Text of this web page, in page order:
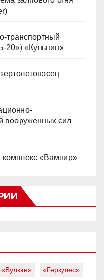
транспортный
20») «Куньпин»
вооруженных сил
«Вампир»
«Вулкан» «Геркулес»